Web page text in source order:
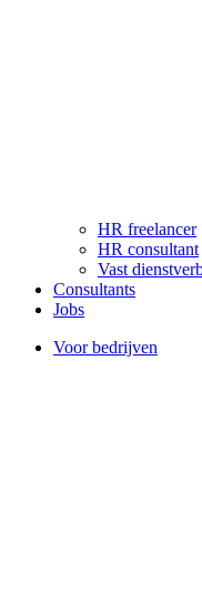
HR freelancer
HR consultant
Vast
Consultants
Jobs
Voor bedrijven